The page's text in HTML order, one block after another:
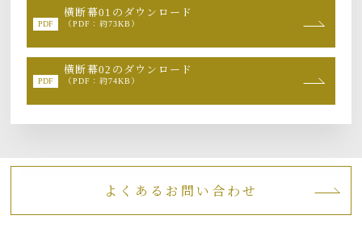
横断幕01のダウンロード
（PDF：約73KB）
横断幕02のダウンロード
（PDF：約74KB）
よくあるお問い合わせ